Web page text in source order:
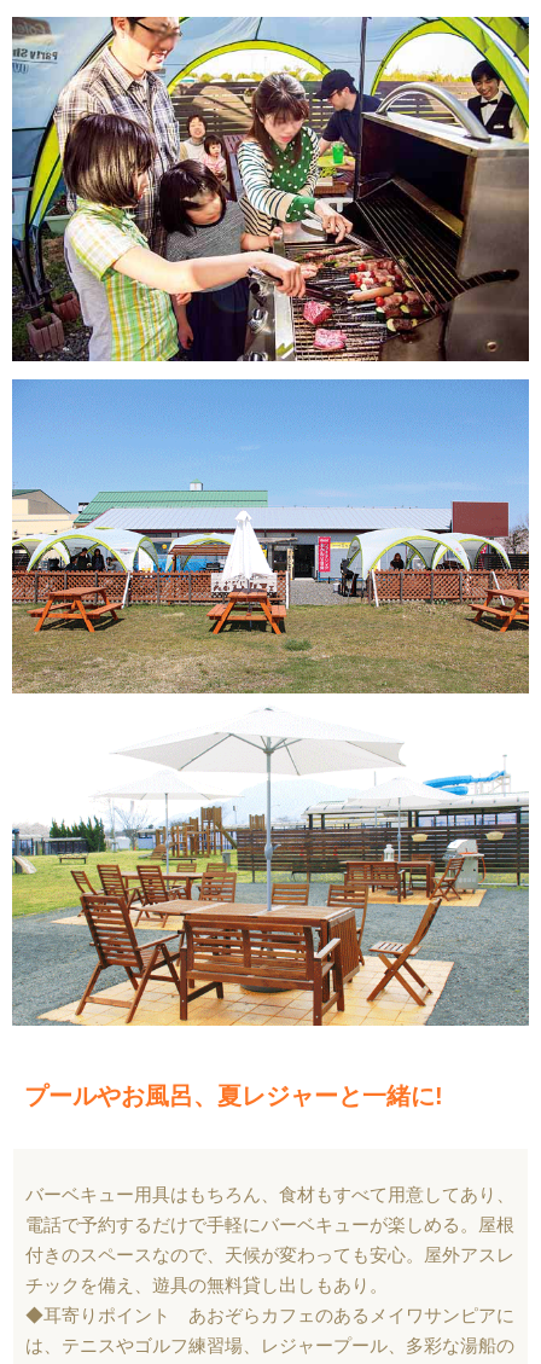
プールやお風呂、夏レジャーと一緒に!
バーベキュー用具はもちろん、食材もすべて用意してあり、
電話で予約するだけで手軽にバーベキューが楽しめる。屋根
付きのスペースなので、天候が変わっても安心。屋外アスレ
チックを備え、遊具の無料貸し出しもあり。
◆耳寄りポイント あおぞらカフェのあるメイワサンピアに
は、テニスやゴルフ練習場、レジャープール、多彩な湯船の